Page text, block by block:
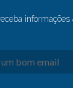
informações